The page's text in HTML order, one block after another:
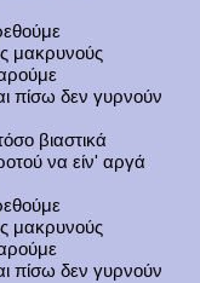
μακρυνούς
πίσω δεν γυρνούν
βιαστικά
να είν' αργά
μακρυνούς
πίσω δεν γυρνούν